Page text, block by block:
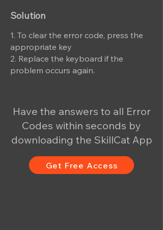
Solution
1. To clear the error code, press the
appropriate key
2. Replace the keyboard if the
problem occurs again.
Have the answers to all Error
Codes within seconds by
downloading the SkillCat App
Get Free Access